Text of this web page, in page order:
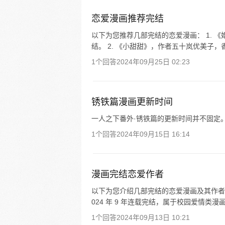
恋爱漫画推荐完结
以下为您推荐几部完结的恋爱漫画： 1.
结。 2. 《小甜甜》，作者五十岚优美子
1个回答2024年09月25日 02:23
锈铁篇漫画更新时间
一人之下番外·锈铁篇的更新时间并不固
1个回答2024年09月15日 16:14
漫画完结恋爱作者
以下为您介绍几部完结的恋爱漫画及其作
024 年 9 年连载完结，属于校园爱情类漫
1个回答2024年09月13日 10:21